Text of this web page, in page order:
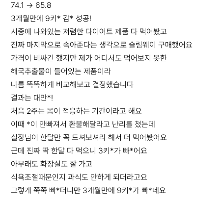
74.1 → 65.8
3개월만에 9키* 감* 성공!
시중에 나와있는 저렴한 다이어트 제품 다 먹어봤고
진짜 마지막으로 속아준다는 생각으로 슬림웨이 구매했어요
가격이 비싸긴 했지만 제가 어디서도 먹어보지 못한
해국추출물이 들어있는 제품이라
나름 똑똑하게 비교해보고 결정했습니다
결과는 대만*!
처음 2주는 몸이 적응하는 기간이라고 해요
이때 *이 안빠져서 환불해달라고 난리를 쳤는데
실장님이 한달만 꼭 드셔보셔라 해서 더 먹어봤어요
근데 진짜 딱 한달 다 먹으니 3키*가 빠*어요
아무래도 화장실도 잘 가고
식욕조절때문인지 과식도 안하게 되더라고요
그렇게 쭉쭉 빠*더니만 3개월만에 9키*가 빠*네요